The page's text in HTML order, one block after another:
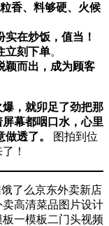
香、料够硬、火候
实在炒饭，值当！​
立刻下单。
颖而出，成为顾客
，就卯足了劲把那
幕都咽口水，心里
透了。​
​ 图拍到位
！
了么京东外卖新店
高清菜品图片设计
一模板二门头视频